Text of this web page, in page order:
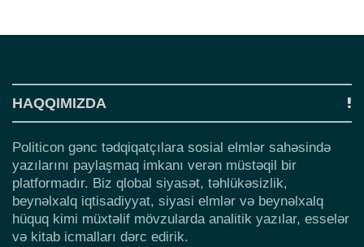
HAQQIMIZDA
Politicon gənc tədqiqatçılara sosial elmlər sahəsində
yazılarını paylaşmaq imkanı verən müstəqil bir
platformadır. Biz qlobal siyasət, təhlükəsizlik,
beynəlxalq iqtisadiyyat, siyasi elmlər və beynəlxalq
hüquq kimi müxtəlif mövzularda analitik yazılar, esselər
və kitab icmalları dərc edirik.